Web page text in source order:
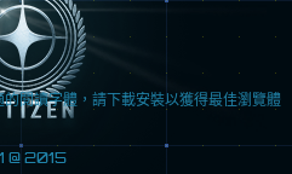
閱讀字體，請下載安裝以獲得最佳瀏覽體
@ 2015